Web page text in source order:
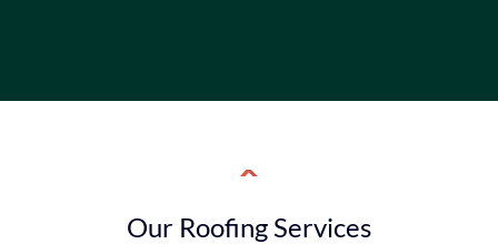
Our Roofing Services